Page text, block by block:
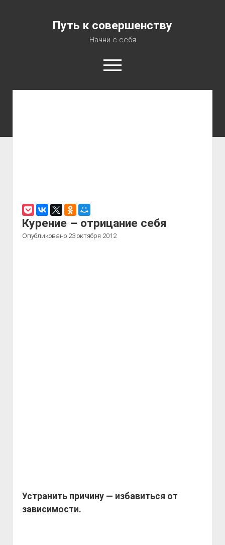
Путь к совершенству
Начни с себя
Курение – отрицание себя
Опубликовано 23 октября 2012
Устранить причину — избавиться от
зависимости.